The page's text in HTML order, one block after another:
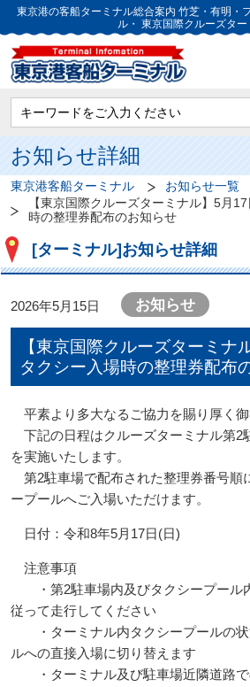
東京港の客船ターミナル総合案内 竹芝・有明・
ル・ 東京国際クルーズター
お知らせ詳細
東京港客船ターミナル お知らせ一覧
【東京国際クルーズターミナル】5月
時の整理券配布のお知らせ
[ターミナル]お知らせ詳細
2026年5月15日 お知らせ
【東京国際クルーズターミナ
タクシー入場時の整理券配布
平素より多大なるご協力を賜り厚く御
下記の日程はクルーズターミナル第2
を実施いたします。
第2駐車場で配布された整理券番号順
ープールへご入場いただけます。
日付：令和8年5月17日(日)
注意事項
・第2駐車場内及びタクシープール
従って走行してください
・ターミナル内タクシープールの状
ルへの直接入場に切り替えます
・ターミナル及び駐車場近隣道路で